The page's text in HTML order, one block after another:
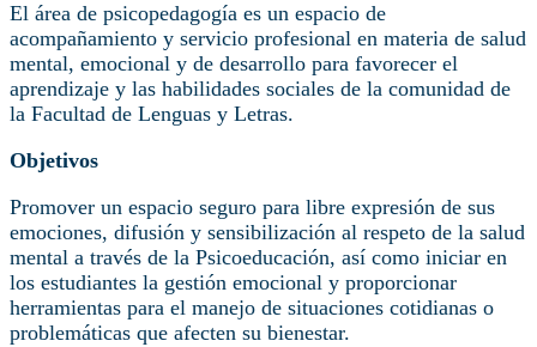
El área de psicopedagogía es un espacio de
acompañamiento y servicio profesional en materia de salud
mental, emocional y de desarrollo para favorecer el
aprendizaje y las habilidades sociales de la comunidad de
la Facultad de Lenguas y Letras.
Objetivos
Promover un espacio seguro para libre expresión de sus
emociones, difusión y sensibilización al respeto de la salud
mental a través de la Psicoeducación, así como iniciar en
los estudiantes la gestión emocional y proporcionar
herramientas para el manejo de situaciones cotidianas o
problemáticas que afecten su bienestar.